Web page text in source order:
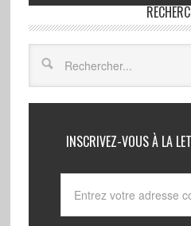
INSCRIVEZ-VOUS À LA